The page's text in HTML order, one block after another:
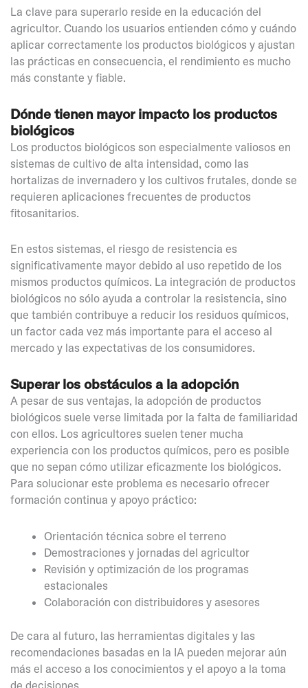
La clave para superarlo reside en la educación del
agricultor. Cuando los usuarios entienden cómo y cuándo
aplicar correctamente los productos biológicos y ajustan
las prácticas en consecuencia, el rendimiento es mucho
más constante y fiable.
Dónde tienen mayor impacto los productos
biológicos
Los productos biológicos son especialmente valiosos en
sistemas de cultivo de alta intensidad, como las
hortalizas de invernadero y los cultivos frutales, donde se
requieren aplicaciones frecuentes de productos
fitosanitarios.
En estos sistemas, el riesgo de resistencia es
significativamente mayor debido al uso repetido de los
mismos productos químicos. La integración de productos
biológicos no sólo ayuda a controlar la resistencia, sino
que también contribuye a reducir los residuos químicos,
un factor cada vez más importante para el acceso al
mercado y las expectativas de los consumidores.
Superar los obstáculos a la adopción
A pesar de sus ventajas, la adopción de productos
biológicos suele verse limitada por la falta de familiaridad
con ellos. Los agricultores suelen tener mucha
experiencia con los productos químicos, pero es posible
que no sepan cómo utilizar eficazmente los biológicos.
Para solucionar este problema es necesario ofrecer
formación continua y apoyo práctico:
Orientación técnica sobre el terreno
Demostraciones y jornadas del agricultor
Revisión y optimización de los programas
estacionales
Colaboración con distribuidores y asesores
De cara al futuro, las herramientas digitales y las
recomendaciones basadas en la IA pueden mejorar aún
más el acceso a los conocimientos y el apoyo a la toma
de decisiones.